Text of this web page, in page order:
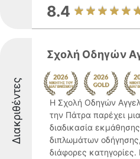
8.4
Διακριθέντες
Σχολή Οδηγών
Η Σχολή Οδηγών
την Πάτρα παρέχει
διαδικασία
διπλωμάτων
διάφορες κατηγορίες.